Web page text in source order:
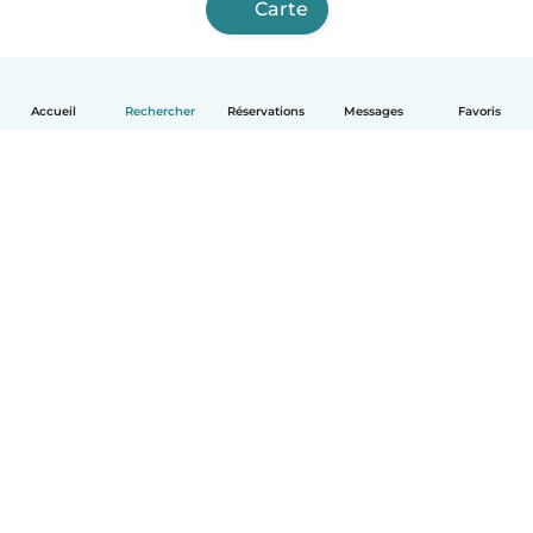
Accueil Rechercher Réservations Messages Favoris
Carte